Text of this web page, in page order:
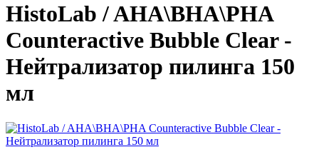
HistoLab / AHA\BHA\PHA
Counteractive Bubble Clear -
Нейтрализатор пилинга 150
мл